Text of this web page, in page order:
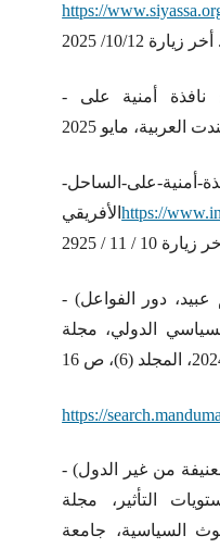
https://
أخر زيارة 10/12/ 2025 .
- صغير الحيدري، إيران تفتح نافذة أمنية على
أمنية-على-الساحل-
الأفريقيhttps://
- (الخفاجي، بشري عبد الكاظم عبيد، دور الفواعل
الدولي، مجلة
https://
- (لاحمر حميدة، تعدد الفواعل العنيفة من غير الدول
التأثير، مجلة
السياسية، جامعة